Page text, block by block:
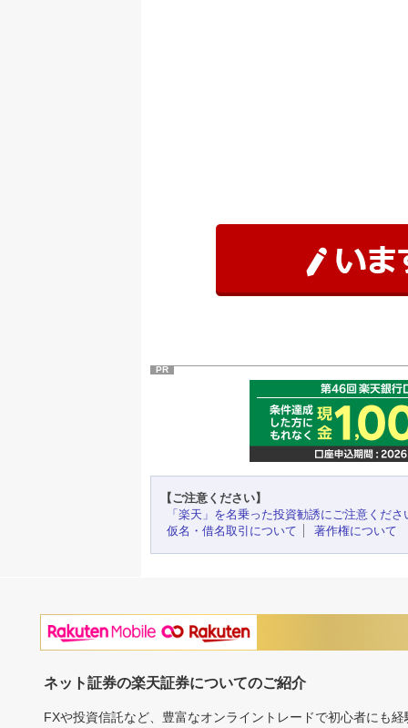
PR
【ご注意ください】
「楽天」を名乗った投資勧誘にご注意くださ
仮名・借名取引について
著作権について
ネット証券の楽天証券についてのご紹介
FXや投資信託など、豊富なオンライントレードで初心者にも